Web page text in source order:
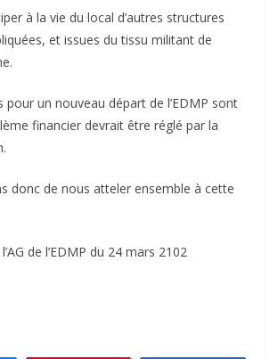
à la vie du local d’autres structures
et issues du tissu militant de
pour un nouveau départ de l’EDMP sont
financier devrait être réglé par la
donc de nous atteler ensemble à cette
de l’EDMP du 24 mars 2102